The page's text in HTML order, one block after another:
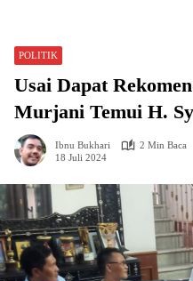
POLITIK
Usai Dapat
Murjani Temui H.
Ibnu Bukhari
2 Min Baca
18 Juli 2024